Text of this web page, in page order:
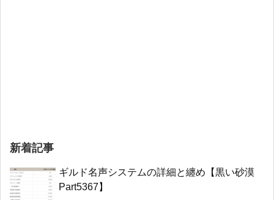
新着記事
ギルド名声システムの詳細と纏め【黒い砂漠
Part5367】